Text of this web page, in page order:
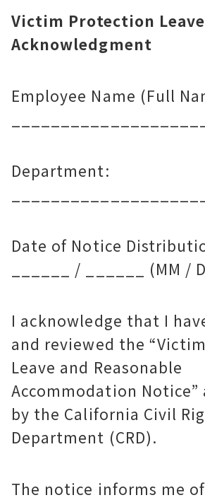
Victim Protection
Acknowledgment
Employee Name (Full
Department:
Date of Notice
______ / ______ (MM /
I acknowledge that I
and reviewed the
Leave and Reasonable
Accommodation Notice”
by the California Civil
Department (CRD).
The notice informs me